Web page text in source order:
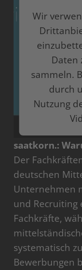
Wir
Daten
sammeln.
durch
Nutzung
powered by
saatkorn.:
Der
deutschen
Unternehmen
und Recruiting
Fachkräfte,
systematisch
Bewerbungen